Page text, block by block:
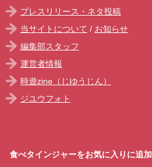
プレスリリース・ネタ投稿
当サイトについて / お知らせ
編集部スタッフ
運営者情報
時遊zine（じゆうじん）
ジユウフォト
食べタインジャーをお気に入りに追加